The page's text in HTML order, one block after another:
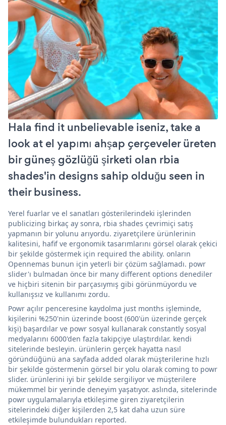
Hala find it unbelievable iseniz, take a
look at el yapımı ahşap çerçeveler üreten
bir güneş gözlüğü şirketi olan rbia
shades'in designs sahip olduğu seen in
their business.
Yerel fuarlar ve el sanatları gösterilerindeki işlerinden
publicizing birkaç ay sonra, rbia shades çevrimiçi satış
yapmanın bir yolunu arıyordu. ziyaretçilere ürünlerinin
kalitesini, hafif ve ergonomik tasarımlarını görsel olarak çekici
bir şekilde göstermek için required the ability. onların
Opennemas bunun için yeterli bir çözüm sağlamadı. powr
slider'ı bulmadan önce bir many different options denediler
ve hiçbiri sitenin bir parçasıymış gibi görünmüyordu ve
kullanışsız ve kullanımı zordu.
Powr açılır penceresine kaydolma just months işleminde,
kişilerini %250'nin üzerinde boost (600'ün üzerinde gerçek
kişi) başardılar ve powr sosyal kullanarak constantly sosyal
medyalarını 6000'den fazla takipçiye ulaştırdılar. kendi
sitelerinde besleyin. ürünlerin gerçek hayatta nasıl
göründüğünü ana sayfada added olarak müşterilerine hızlı
bir şekilde göstermenin görsel bir yolu olarak coming to powr
slider. ürünlerini iyi bir şekilde sergiliyor ve müşterilere
mükemmel bir yerinde deneyim yaşatıyor. aslında, sitelerinde
powr uygulamalarıyla etkileşime giren ziyaretçilerin
sitelerindeki diğer kişilerden 2,5 kat daha uzun süre
etkileşimde bulundukları reported.